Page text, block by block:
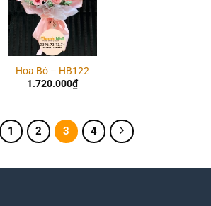
Hoa Bó – HB122
1.720.000₫
1 2 3 4